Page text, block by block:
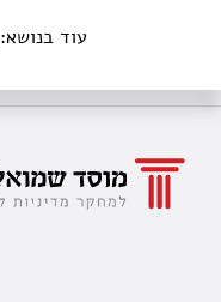
עוד בנושא: